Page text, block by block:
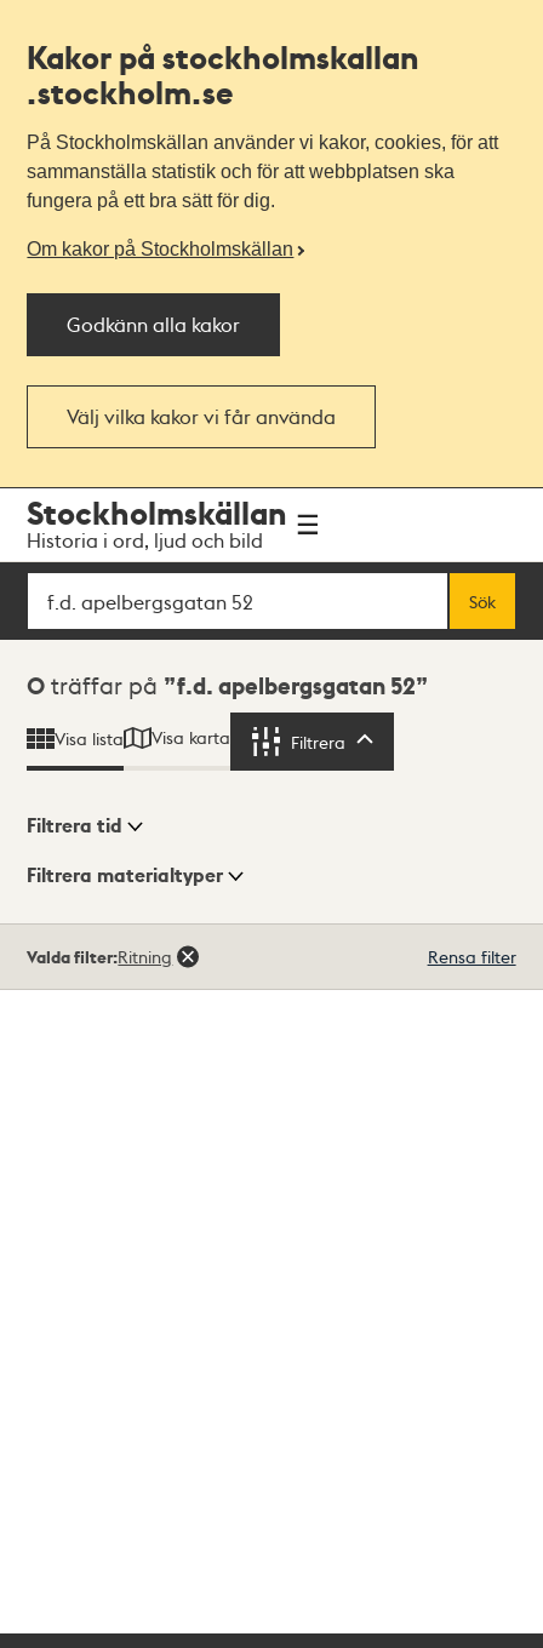
Kakor på stockholmskallan
.stockholm.se
På Stockholmskällan använder vi kakor, cookies, för att
sammanställa statistik och för att webbplatsen ska
fungera på ett bra sätt för dig.
Om kakor på Stockholmskällan
Godkänn alla kakor
Välj vilka kakor vi får använda
navigationen
huvudinnehållet
Stockholmskällan
Historia i ord, ljud och bild
Sök
Sök
Sökresultat
0 träffar på f.d. apelbergsgatan 52
Visa lista Visa karta Filtrera
Visningsläge
Filtrera tid
Filtrera materialtyper
träffar
Valda filter:Ritning Rensa filter